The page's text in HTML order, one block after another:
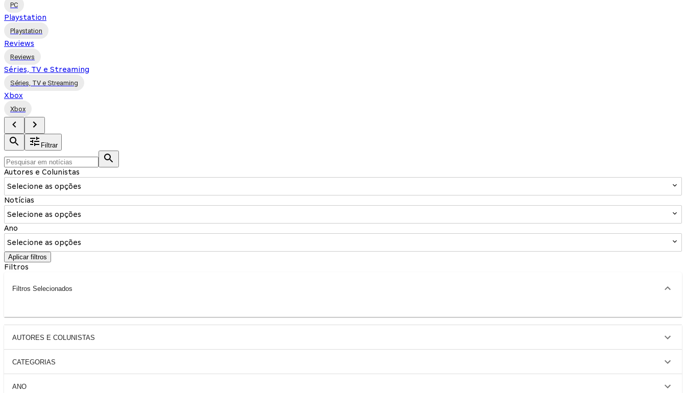
PC
Playstation
Playstation
Reviews
Reviews
Séries, TV e Streaming
Séries, TV e Streaming
Xbox
Xbox
Filtrar
Autores e Colunistas
Selecione as opções
Notícias
Selecione as opções
Ano
Selecione as opções
Aplicar filtros
Filtros
Filtros Selecionados
AUTORES E COLUNISTAS
CATEGORIAS
ANO